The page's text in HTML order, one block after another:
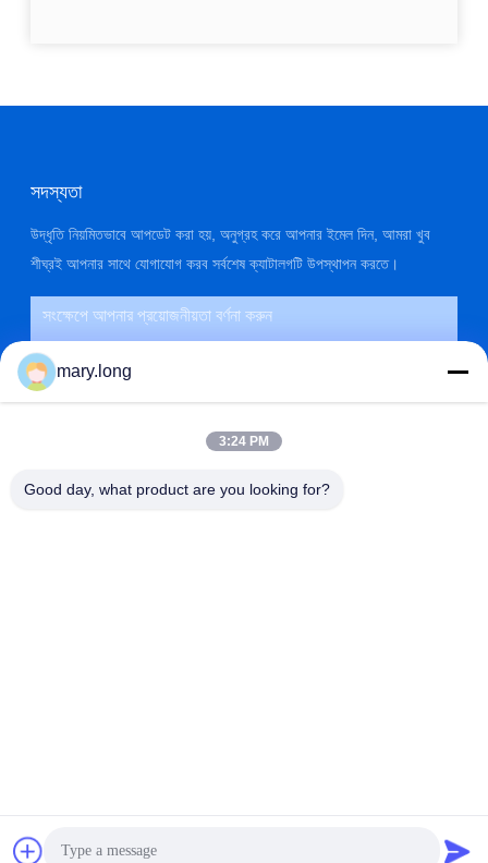
সদস্যতা
উদ্ধৃতি নিয়মিতভাবে আপডেট করা হয়, অনুগ্রহ করে আপনার ইমেল দিন, আমরা খুব
শীঘ্রই আপনার সাথে যোগাযোগ করব সর্বশেষ ক্যাটালগটি উপস্থাপন করতে।
2026 ZOLYTECH MACHINERY CO., LTD . সমস্ত অধিকার
mary.long
3:24 PM
Good day, what product are you looking for?